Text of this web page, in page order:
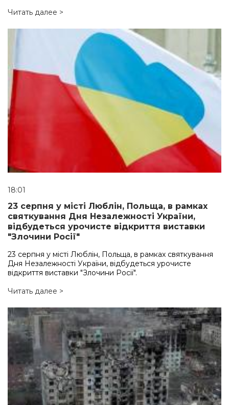
Читать далее >
18:01
23 серпня у місті Люблін, Польща, в рамках
святкування Дня Незалежності України,
відбудеться урочисте відкриття виставки
"Злочини Росії"
23 серпня у місті Люблін, Польща, в рамках святкування
Дня Незалежності України, відбудеться урочисте
відкриття виставки "Злочини Росії".
Читать далее >